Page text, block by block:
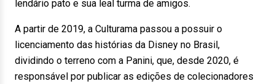
lendário pato e sua leal turma de amigos.
A partir de 2019, a Culturama passou a possuir o
licenciamento das histórias da Disney no Brasil,
dividindo o terreno com a Panini, que, desde 2020, é
responsável por publicar as edições de colecionadores